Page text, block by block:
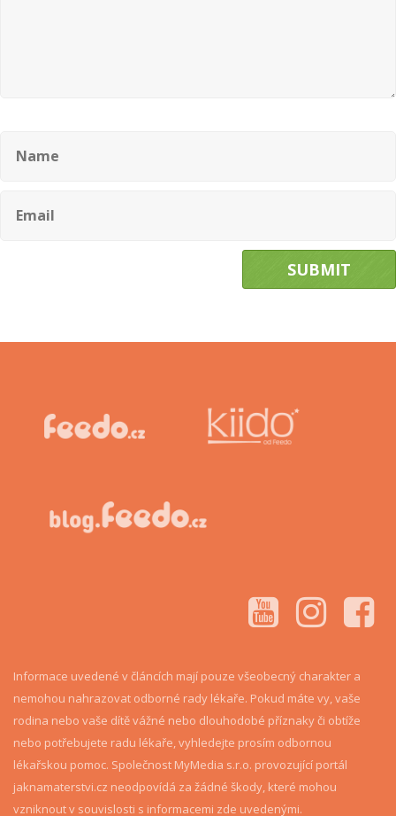
Informace uvedené v článcích mají pouze všeobecný charakter a
nemohou nahrazovat odborné rady lékaře. Pokud máte vy, vaše
rodina nebo vaše dítě vážné nebo dlouhodobé příznaky či obtíže
nebo potřebujete radu lékaře, vyhledejte prosím odbornou
lékařskou pomoc. Společnost MyMedia s.r.o. provozující portál
jaknamaterstvi.cz neodpovídá za žádné škody, které mohou
vzniknout v souvislosti s informacemi zde uvedenými.